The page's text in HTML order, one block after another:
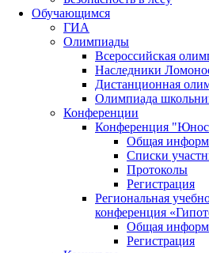
Обучающимся
ГИА
Олимпиады
Всероссийская
Наследники
Дистанционная
Олимпиада
Конференции
Конференция
Общая
Списки
Протоколы
Регистрация
Региональная
конференция
Общая
Регистрация